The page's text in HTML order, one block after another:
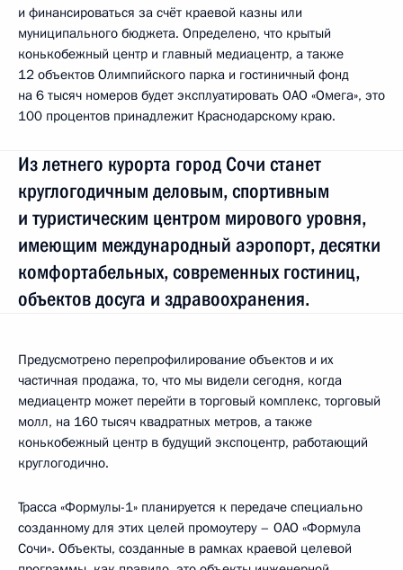
и финансироваться за счёт краевой казны или
муниципального бюджета. Определено, что крытый
конькобежный центр и главный медиацентр, а также
12 объектов Олимпийского парка и гостиничный фонд
на 6 тысяч номеров будет эксплуатировать ОАО «Омега», это
100 процентов принадлежит Краснодарскому краю.
Из летнего курорта город Сочи станет
круглогодичным деловым, спортивным
и туристическим центром мирового уровня,
имеющим международный аэропорт, десятки
комфортабельных, современных гостиниц,
объектов досуга и здравоохранения.
Предусмотрено перепрофилирование объектов и их
частичная продажа, то, что мы видели сегодня, когда
медиацентр может перейти в торговый комплекс, торговый
молл, на 160 тысяч квадратных метров, а также
конькобежный центр в будущий экспоцентр, работающий
круглогодично.
Трасса «Формулы-1» планируется к передаче специально
созданному для этих целей промоутеру – ОАО «Формула
Сочи». Объекты, созданные в рамках краевой целевой